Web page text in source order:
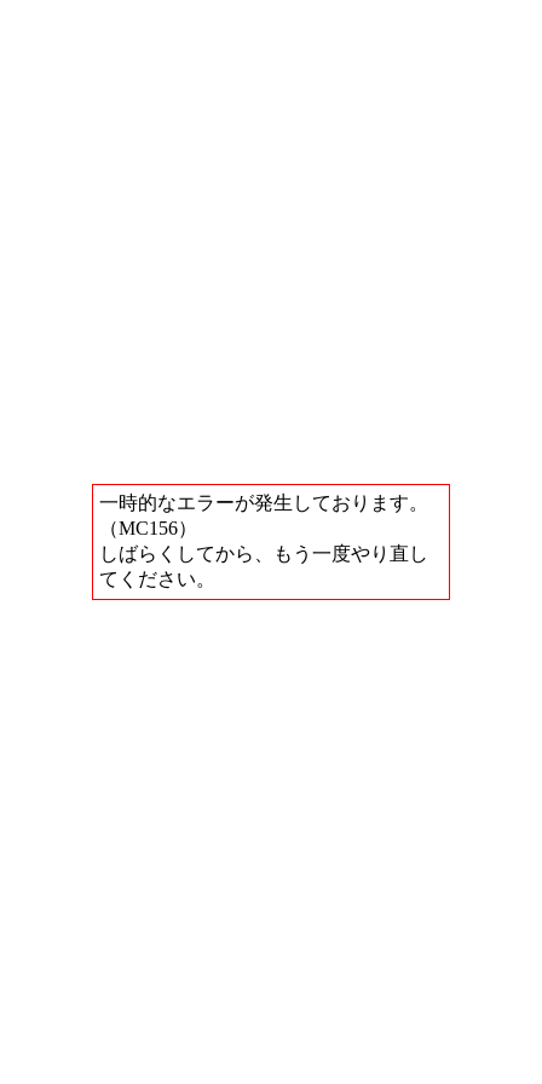
一時的なエラーが発生しております。
（MC156）
しばらくしてから、もう一度やり直し
てください。